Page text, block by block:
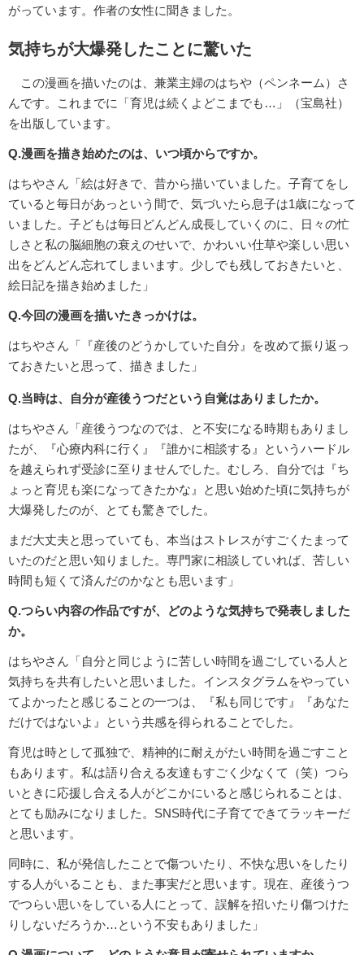
がっています。作者の女性に聞きました。
気持ちが大爆発したことに驚いた
この漫画を描いたのは、兼業主婦のはちや（ペンネーム）さ
んです。これまでに「育児は続くよどこまでも…」（宝島社）
を出版しています。
Q.漫画を描き始めたのは、いつ頃からですか。
はちやさん「絵は好きで、昔から描いていました。子育てをし
ていると毎日があっという間で、気づいたら息子は1歳になって
いました。子どもは毎日どんどん成長していくのに、日々の忙
しさと私の脳細胞の衰えのせいで、かわいい仕草や楽しい思い
出をどんどん忘れてしまいます。少しでも残しておきたいと、
絵日記を描き始めました」
Q.今回の漫画を描いたきっかけは。
はちやさん「『産後のどうかしていた自分』を改めて振り返っ
ておきたいと思って、描きました」
Q.当時は、自分が産後うつだという自覚はありましたか。
はちやさん「産後うつなのでは、と不安になる時期もありまし
たが、『心療内科に行く』『誰かに相談する』というハードル
を越えられず受診に至りませんでした。むしろ、自分では『ち
ょっと育児も楽になってきたかな』と思い始めた頃に気持ちが
大爆発したのが、とても驚きでした。
まだ大丈夫と思っていても、本当はストレスがすごくたまって
いたのだと思い知りました。専門家に相談していれば、苦しい
時間も短くて済んだのかなとも思います」
Q.つらい内容の作品ですが、どのような気持ちで発表しました
か。
はちやさん「自分と同じように苦しい時間を過ごしている人と
気持ちを共有したいと思いました。インスタグラムをやってい
てよかったと感じることの一つは、『私も同じです』『あなた
だけではないよ』という共感を得られることでした。
育児は時として孤独で、精神的に耐えがたい時間を過ごすこと
もあります。私は語り合える友達もすごく少なくて（笑）つら
いときに応援し合える人がどこかにいると感じられることは、
とても励みになりました。SNS時代に子育てできてラッキーだ
と思います。
同時に、私が発信したことで傷ついたり、不快な思いをしたり
する人がいることも、また事実だと思います。現在、産後うつ
でつらい思いをしている人にとって、誤解を招いたり傷つけた
りしないだろうか…という不安もありました」